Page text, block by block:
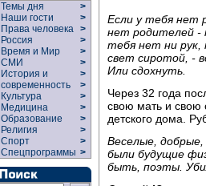
Темы дня
>
Наши гости
>
Права человека >
Россия
>
Время и Мир
>
СМИ
>
История и
современность
>
>
Культура
>
Медицина
>
Образование
>
Религия
>
Спорт
>
Спецпрограммы >
Если у тебя нет
нет родителей -
тебя нет ни рук,
свет сиротой, -
Или сдохнуть.
Через 32 года
свою мать и свою
детского дома.
Веселые,
были будущие
быть, поэты.